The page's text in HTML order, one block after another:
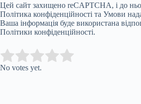
Цей сайт захищено reCAPTCHA, і до
Політика конфіденційності та Умови
Ваша інформація буде використана
Політики конфіденційності.
Rate this item:
No votes yet.